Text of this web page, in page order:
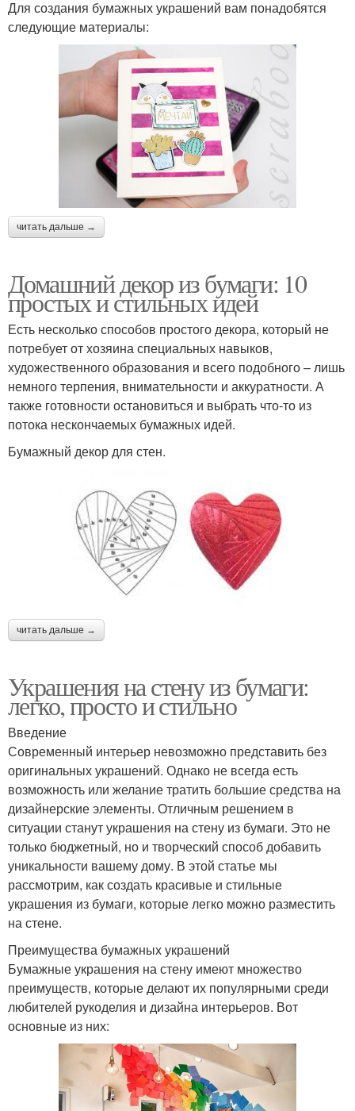
Для создания бумажных украшений вам понадобятся
следующие материалы:
читать дальше →
Домашний декор из бумаги: 10
простых и стильных идей
Есть несколько способов простого декора, который не
потребует от хозяина специальных навыков,
художественного образования и всего подобного – лишь
немного терпения, внимательности и аккуратности. А
также готовности остановиться и выбрать что-то из
потока нескончаемых бумажных идей.
Бумажный декор для стен.
читать дальше →
Украшения на стену из бумаги:
легко, просто и стильно
Введение
Современный интерьер невозможно представить без
оригинальных украшений. Однако не всегда есть
возможность или желание тратить большие средства на
дизайнерские элементы. Отличным решением в
ситуации станут украшения на стену из бумаги. Это не
только бюджетный, но и творческий способ добавить
уникальности вашему дому. В этой статье мы
рассмотрим, как создать красивые и стильные
украшения из бумаги, которые легко можно разместить
на стене.
Преимущества бумажных украшений
Бумажные украшения на стену имеют множество
преимуществ, которые делают их популярными среди
любителей рукоделия и дизайна интерьеров. Вот
основные из них: